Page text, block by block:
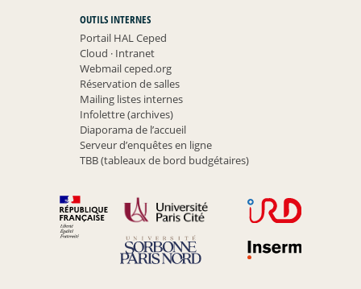
OUTILS INTERNES
Portail HAL Ceped
Cloud ·Intranet
Webmail ceped.org
Réservation de salles
Mailing listes internes
Infolettre (archives)
Diaporama de l’accueil
Serveur d’enquêtes en ligne
TBB (tableaux de bord budgétaires)